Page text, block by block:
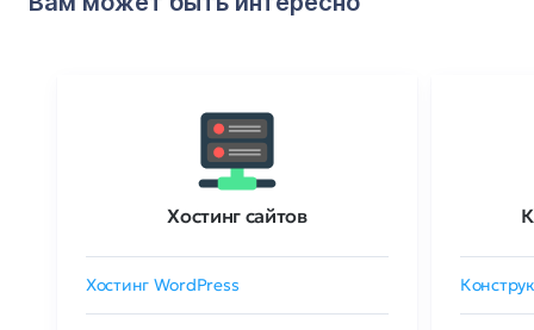
Хостинг сайтов
Хостинг WordPress